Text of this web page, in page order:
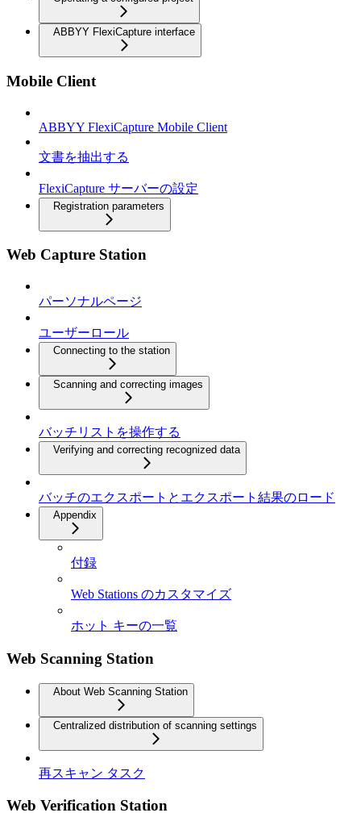
ABBYY FlexiCapture interface
Mobile Client
ABBYY FlexiCapture Mobile Client
文書を抽出する
FlexiCapture サーバーの設定
Registration parameters
Web Capture Station
パーソナルページ
ユーザーロール
Connecting to the station
Scanning and correcting images
バッチリストを操作する
Verifying and correcting recognized data
バッチのエクスポートとエクスポート結果のロード
Appendix
付録
Web Stations のカスタマイズ
ホット キーの一覧
Web Scanning Station
About Web Scanning Station
Centralized distribution of scanning settings
再スキャン タスク
Web Verification Station